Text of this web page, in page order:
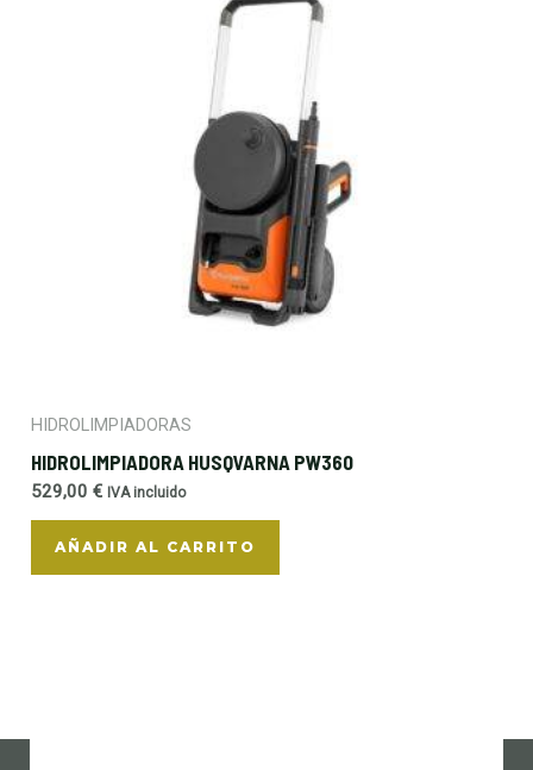
HIDROLIMPIADORAS
HIDROLIMPIADORA HUSQVARNA PW360
529,00€ IVA incluido
AÑADIR AL CARRITO